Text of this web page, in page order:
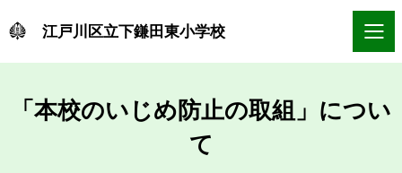
江戸川区立下鎌田東小学校
「本校のいじめ防止の取組」につい
て